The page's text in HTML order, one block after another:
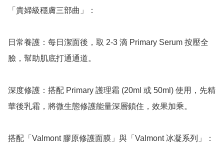
「貴婦級穩膚三部曲」：
日常養護：每日潔面後，取 2-3 滴 Primary Serum 按壓全
臉，幫助肌底打通通道。
深度修護：搭配 Primary 護理霜 (20ml 或 50ml) 使用，先精
華後乳霜，將微生態修護能量深層鎖住，效果加乘。
搭配「Valmont 膠原修護面膜」與「Valmont 冰凝系列」：